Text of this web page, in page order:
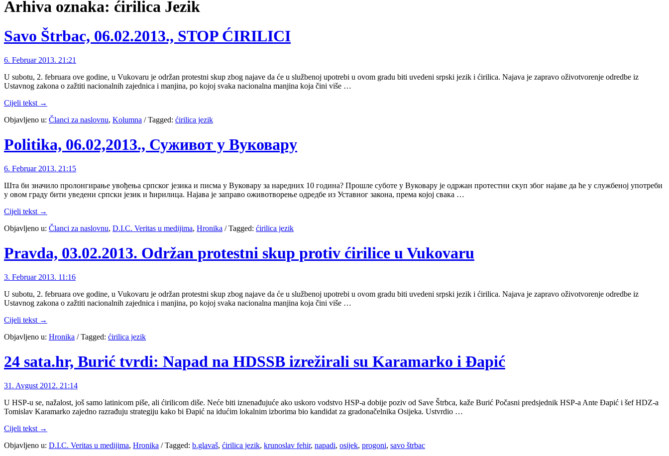
Arhiva oznaka: ćirilica Jezik
Savo Štrbac, 06.02.2013., STOP ĆIRILICI
6. Februar 2013. 21:21
U subotu, 2. februara ove godine, u Vukovaru je održan protestni skup zbog najave da će u službenoj upotrebi u ovom gradu biti uvedeni srpski jezik i ćirilica. Najava je zapravo oživotvorenje odredbe iz
Ustavnog zakona o zažtiti nacionalnih zajednica i manjina, po kojoj svaka nacionalna manjina koja čini više …
Cijeli tekst →
Objavljeno u: Članci za naslovnu, Kolumna /Tagged: ćirilica jezik
Politika, 06.02,2013., Суживот у Вуковару
6. Februar 2013. 21:15
Шта би значило пролонгирање увођења српског језика и писма у Вуковару за наредних 10 година? Прошле суботе у Вуковару је одржан протестни скуп због најаве да ће у службеној употреби
у овом граду бити уведени српски језик и ћирилица. Најава је заправо оживотворење одредбе из Уставног закона, према којој свака …
Cijeli tekst →
Objavljeno u: Članci za naslovnu, D.I.C. Veritas u medijima, Hronika /Tagged: ćirilica jezik
Pravda, 03.02.2013. Održan protestni skup protiv ćirilice u Vukovaru
3. Februar 2013. 11:16
U subotu, 2. februara ove godine, u Vukovaru je održan protestni skup zbog najave da će u službenoj upotrebi u ovom gradu biti uvedeni srpski jezik i ćirilica. Najava je zapravo oživotvorenje odredbe iz
Ustavnog zakona o zažtiti nacionalnih zajednica i manjina, po kojoj svaka nacionalna manjina koja čini više …
Cijeli tekst →
Objavljeno u: Hronika /Tagged: ćirilica jezik
24 sata.hr, Burić tvrdi: Napad na HDSSB izrežirali su Karamarko i Đapić
31. Avgust 2012. 21:14
U HSP-u se, nažalost, još samo latinicom piše, ali ćirilicom diše. Neće biti iznenađujuće ako uskoro vodstvo HSP-a dobije poziv od Save Štrbca, kaže Burić Počasni predsjednik HSP-a Ante Đapić i šef HDZ-a
Tomislav Karamarko zajedno razrađuju strategiju kako bi Đapić na idućim lokalnim izborima bio kandidat za gradonačelnika Osijeka. Ustvrdio …
Cijeli tekst →
Objavljeno u: D.I.C. Veritas u medijima, Hronika /Tagged: b.glavaš, ćirilica jezik, krunoslav fehir, napadi, osijek, progoni, savo štrbac